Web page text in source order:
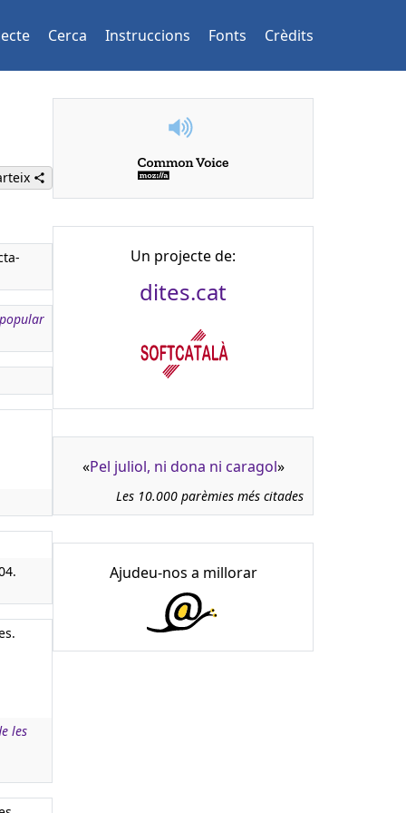
Cerca Instruccions Fonts Crèdits
les
Un projecte de:
dites.cat
«Pel juliol, ni dona ni caragol»
Les 10.000 parèmies més citades
Ajudeu-nos a millorar